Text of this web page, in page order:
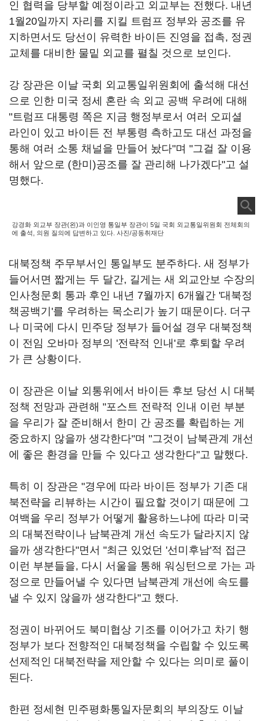
인 협력을 당부할 예정이라고 외교부는 전했다. 내년
1월20일까지 자리를 지킬 트럼프 정부와 공조를 유
지하면서도 당선이 유력한 바이든 진영을 접촉, 정권
교체를 대비한 물밑 외교를 펼칠 것으로 보인다.
강 장관은 이날 국회 외교통일위원회에 출석해 대선
으로 인한 미국 정세 혼란 속 외교 공백 우려에 대해
"트럼프 대통령 쪽은 지금 행정부로서 여러 오피셜
라인이 있고 바이든 전 부통령 측하고도 대선 과정을
통해 여러 소통 채널을 만들어 놨다"며 "그걸 잘 이용
해서 앞으로 (한미)공조를 잘 관리해 나가겠다"고 설
명했다.
강경화 외교부 장관(왼)과 이인영 통일부 장관이 5일 국회 외교통일위원회 전체회의
에 출석, 의원 질의에 답변하고 있다. 사진/공동취재단
대북정책 주무부서인 통일부도 분주하다. 새 정부가
들어서면 짧게는 두 달간, 길게는 새 외교안보 수장의
인사청문회 통과 후인 내년 7월까지 6개월간 '대북정
책공백기'를 우려하는 목소리가 높기 때문이다. 더구
나 미국에 다시 민주당 정부가 들어설 경우 대북정책
이 전임 오바마 정부의 '전략적 인내'로 후퇴할 우려
가 큰 상황이다.
이 장관은 이날 외통위에서 바이든 후보 당선 시 대북
정책 전망과 관련해 "포스트 전략적 인내 이런 부분
을 우리가 잘 준비해서 한미 간 공조를 확립하는 게
중요하지 않을까 생각한다"며 "그것이 남북관계 개선
에 좋은 환경을 만들 수 있다고 생각한다"고 말했다.
특히 이 장관은 "경우에 따라 바이든 정부가 기존 대
북전략을 리뷰하는 시간이 필요할 것이기 때문에 그
여백을 우리 정부가 어떻게 활용하느냐에 따라 미국
의 대북전략이나 남북관계 개선 속도가 달라지지 않
을까 생각한다"면서 "최근 있었던 '선미후남'적 접근
이런 부분들을, 다시 서울을 통해 워싱턴으로 가는 과
정으로 만들어낼 수 있다면 남북관계 개선에 속도를
낼 수 있지 않을까 생각한다"고 했다.
정권이 바뀌어도 북미협상 기조를 이어가고 차기 행
정부가 보다 전향적인 대북정책을 수립할 수 있도록
선제적인 대북전략을 제안할 수 있다는 의미로 풀이
된다.
한편 정세현 민주평화통일자문회의 부의장도 이날